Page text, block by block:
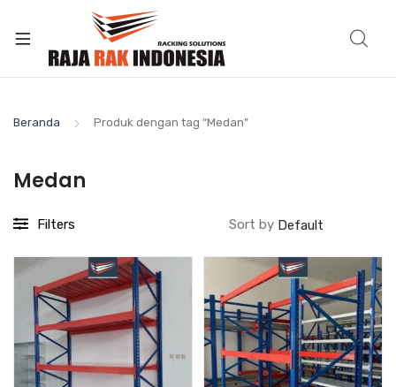
Beranda Produk dengan tag “Medan”
Medan
Filters Sort by